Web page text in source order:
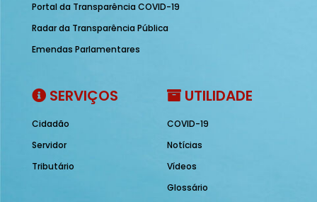
Portal da Transparência COVID-19
Radar da Transparência Pública
Emendas Parlamentares
SERVIÇOS
Cidadão
Servidor
Tributário
UTILIDADE
COVID-19
Notícias
Vídeos
Glossário